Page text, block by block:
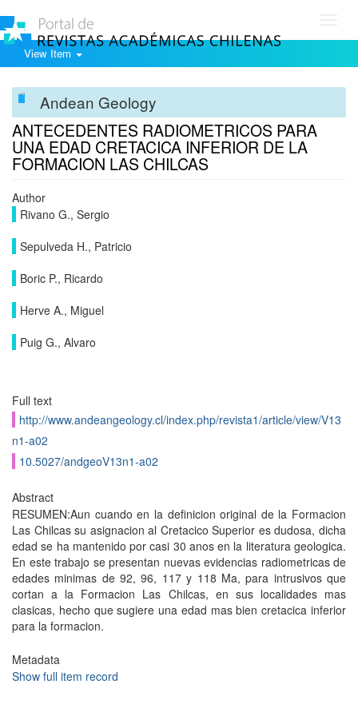
View Item
Andean Geology
ANTECEDENTES RADIOMETRICOS PARA
UNA EDAD CRETACICA INFERIOR DE LA
FORMACION LAS CHILCAS
Author
Rivano G., Sergio
Sepulveda H., Patricio
Boric P., Ricardo
Herve A., Miguel
Puig G., Alvaro
Full text
http://www.andeangeology.cl/index.php/revista1/article/view/V13
n1-a02
10.5027/andgeoV13n1-a02
Abstract
RESUMEN:Aun cuando en la definicion original de la Formacion
Las Chilcas su asignacion al Cretacico Superior es dudosa, dicha
edad se ha mantenido por casi 30 anos en la literatura geologica.
En este trabajo se presentan nuevas evidencias radiometricas de
edades minimas de 92, 96, 117 y 118 Ma, para intrusivos que
cortan a la Formacion Las Chilcas, en sus localidades mas
clasicas, hecho que sugiere una edad mas bien cretacica inferior
para la formacion.
Metadata
Show full item record